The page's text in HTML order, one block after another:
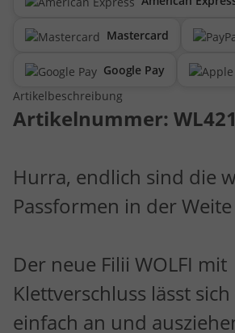
Mastercard
Google Pay
Artikelbeschreibung
Artikelnummer:
Hurra, endlich sind die
Passformen in der
Der neue Filii WOLFI mit
Klettverschluss lässt
einfach an und